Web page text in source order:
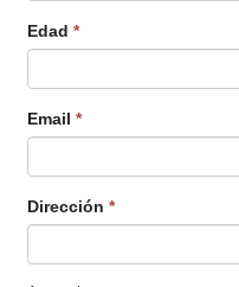
Edad *
Email *
Dirección *